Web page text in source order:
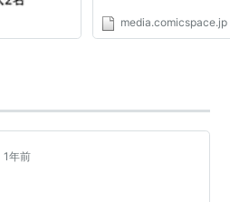
media.comicspace.jp
1年前